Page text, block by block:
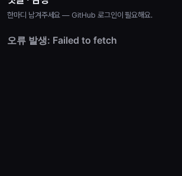
한마디 남겨주세요 — GitHub 로그인이 필요해요.